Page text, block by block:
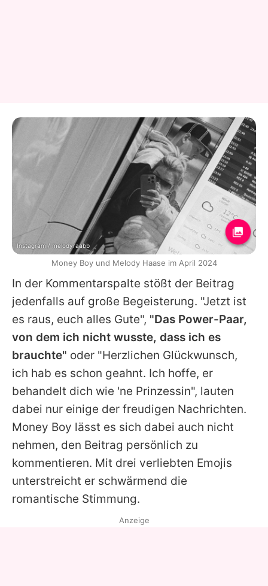
In der Kommentarspalte stößt der Beitrag
jedenfalls auf große Begeisterung. "Jetzt ist
es raus, euch alles Gute", "Das Power-Paar,
von dem ich nicht wusste, dass ich es
brauchte" oder "Herzlichen Glückwunsch,
ich hab es schon geahnt. Ich hoffe, er
behandelt dich wie 'ne Prinzessin", lauten
dabei nur einige der freudigen Nachrichten.
Money Boy lässt es sich dabei auch nicht
nehmen, den Beitrag persönlich zu
kommentieren. Mit drei verliebten Emojis
unterstreicht er schwärmend die
romantische Stimmung.
Instagram / melodyraabb
Money Boy und Melody Haase im April 2024
Anzeige